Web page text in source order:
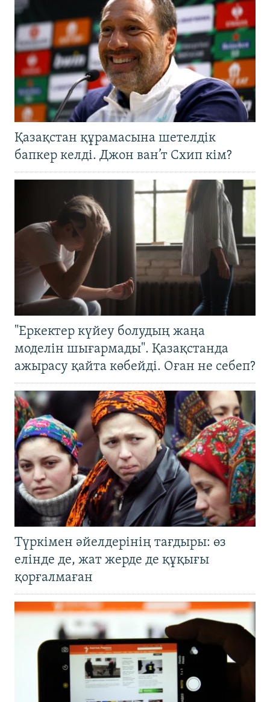
Қазақстан құрамасына шетелдік
бапкер келді. Джон ван’т Схип кім?
"Еркектер күйеу болудың жаңа
моделін шығармады". Қазақстанда
ажырасу қайта көбейді. Оған не себеп?
Түркімен әйелдерінің тағдыры: өз
елінде де, жат жерде де құқығы
қорғалмаған